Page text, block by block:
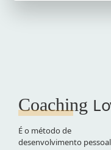
Coaching
É o método de
desenvolvimento